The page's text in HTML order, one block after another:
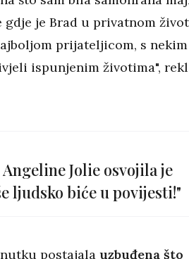
je Brad u privatnom
prijateljicom, s nekim
ispunjenim životima",
Jolie osvojila je
ljudsko biće u povijesti!"
postajala uzbuđena što